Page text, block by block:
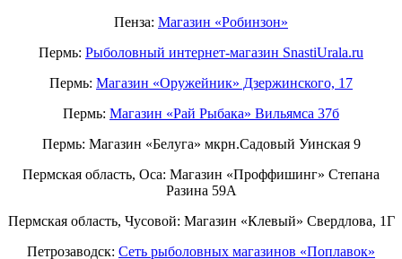
Пенза: Магазин «Робинзон»
Пермь: Рыболовный интернет-магазин SnastiUrala.ru
Пермь: Магазин «Оружейник» Дзержинского, 17
Пермь: Магазин «Рай Рыбака» Вильямса 37б
Пермь: Магазин «Белуга» мкрн.Садовый Уинская 9
Пермская область, Оса: Магазин «Проффишинг» Степана
Разина 59А
Пермская область, Чусовой: Магазин «Клевый» Свердлова, 1Г
Петрозаводск: Сеть рыболовных магазинов «Поплавок»